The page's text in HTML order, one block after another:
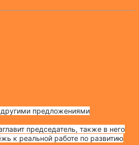
предложениями
председатель, также в него
к реальной работе по развитию